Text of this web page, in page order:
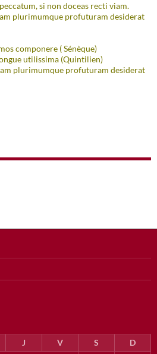
si non doceas recti viam.
plurimumque profuturam desiderat
componere ( Sénèque)
utilissima (Quintilien)
plurimumque profuturam desiderat
J V S
D